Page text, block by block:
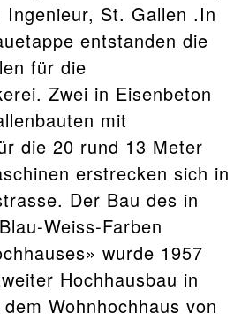
Ingenieur, St. Gallen .In
entstanden die
für die
Zwei in Eisenbeton
mit
die 20 rund 13 Meter
erstrecken sich in
Der Bau des in
Weiss-Farben
wurde 1957
Hochhausbau in
Wohnhochhaus von